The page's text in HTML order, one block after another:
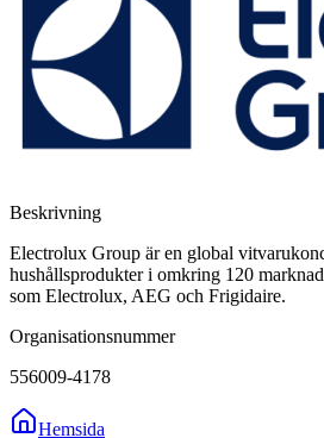
Beskrivning
Electrolux Group är en global
hushållsprodukter i omkring 120
som Electrolux, AEG och Frigidaire.
Organisationsnummer
556009-4178
Hemsida